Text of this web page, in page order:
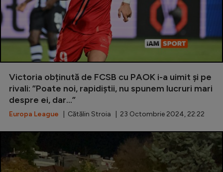
Victoria obținută de FCSB cu PAOK i-a uimit și pe
rivali: ”Poate noi, rapidiștii, nu spunem lucruri mari
despre ei, dar...”
Europa League | Cătălin Stroia | 23 Octombrie 2024, 22:22